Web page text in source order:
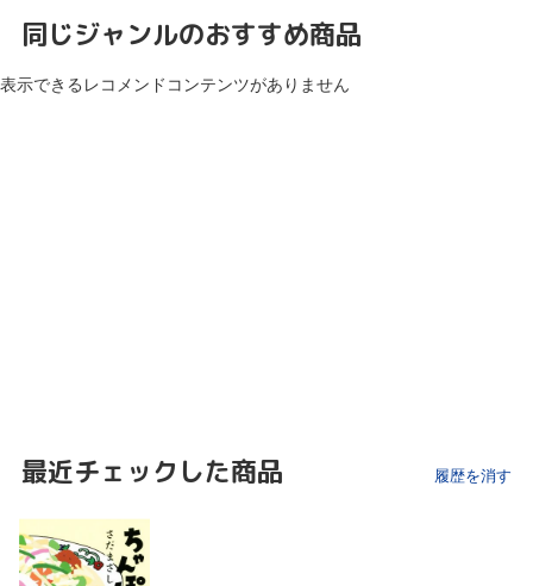
同じジャンルのおすすめ商品
表示できるレコメンドコンテンツがありません
最近チェックした商品 履歴を消す